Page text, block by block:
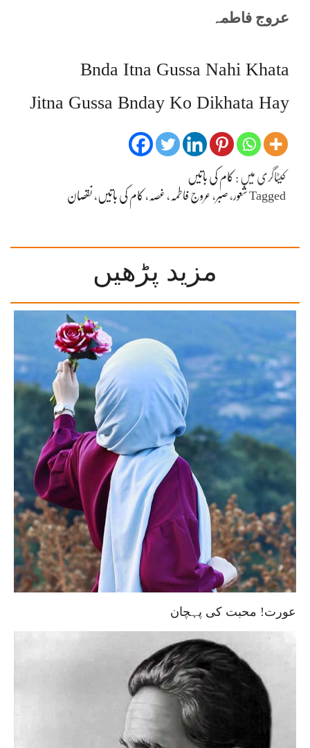
عروج فاطمہ
Bnda Itna Gussa Nahi Khata
Jitna Gussa Bnday Ko Dikhata Hay
کیٹاگری میں : کام کی باتیں
Taggedشعور ، صبر ، عروج فاطمہ ، غصہ ، کام کی باتیں ، نقصان
مزید پڑھیں
عورت! محبت کی پہچان